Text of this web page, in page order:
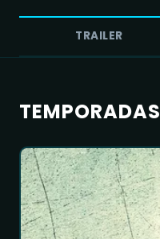
TRAILER
TEMPORADAS